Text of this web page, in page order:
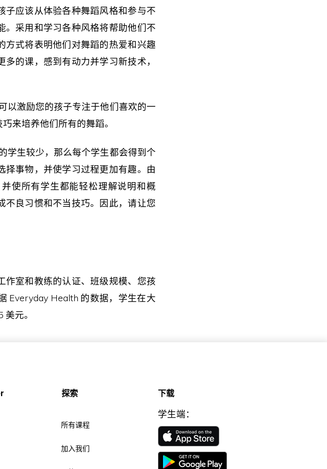
子应该从体验各种舞蹈风格和参与不
。采用和学习各种风格将帮助他们不
方式将表明他们对舞蹈的热爱和兴趣
的课，感到有动力并学习新技术，
以激励您的孩子专注于他们喜欢的一
来培养他们所有的舞蹈。
学生较少，那么每个学生都会得到个
事物，并使学习过程更加有趣。由
使所有学生都能轻松理解说明和概
不良习惯和不当技巧。因此，请让您
作室和教练的认证、班级规模、您孩
Everyday Health 的数据，学生在大
元。
探索
所有课程
加入我们
下载
学生端：